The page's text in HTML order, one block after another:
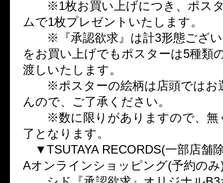
※1枚お買い上げにつき、ポス
ムで1枚プレゼントいたします。
※『承認欲求』は計3形態ござい
をお買い上げでもポスターは5種類
渡しいたします。
※ポスターの絵柄は店頭ではお
んので、ご了承ください。
※数に限りがありますので、無
了となります。
▼TSUTAYA RECORDS(一部店舗
Aオンラインショッピング(予約のみ